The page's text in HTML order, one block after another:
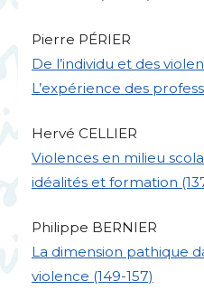
Pierre PÉRIER
De l’individu et des
L’expérience des
Hervé CELLIER
Violences en milieu
idéalités et formation
Philippe BERNIER
La dimension pathique
violence (149-157)